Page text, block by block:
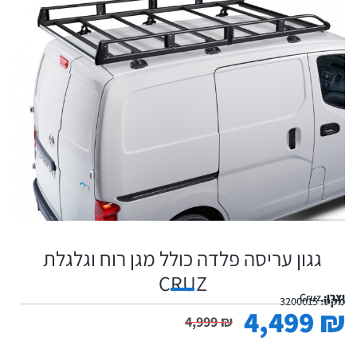
גגון עריסה פלדה כולל מגן רוח וגלגלת
CRUZ
יצרן:Cruzמקט:3200015
4,999₪ 4,499 ₪